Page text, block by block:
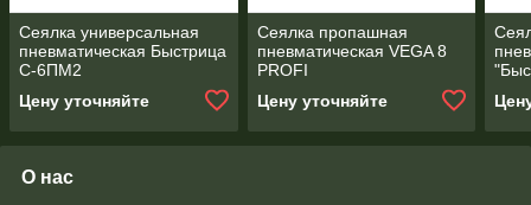
Сеялка универсальная
пневматическая Быстрица
С-6ПМ2
Цену уточняйте
Сеялка пропашная
пневматическая VEGA 8
PROFI
Цену уточняйте
О нас